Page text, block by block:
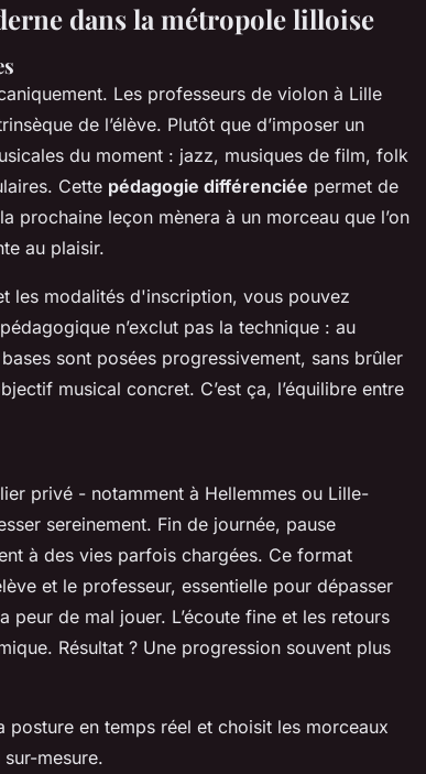
dans la métropole lilloise
Les professeurs de violon à Lille
de l’élève. Plutôt que d’imposer un
du moment : jazz, musiques de film, folk
Cette pédagogie différenciée permet de
prochaine leçon mènera à un morceau que l’on
au plaisir.
les modalités d'inscription, vous pouvez
n’exclut pas la technique : au
sont posées progressivement, sans brûler
musical concret. C’est ça, l’équilibre entre
privé - notamment à Hellemmes ou Lille-
sereinement. Fin de journée, pause
à des vies parfois chargées. Ce format
et le professeur, essentielle pour dépasser
peur de mal jouer. L’écoute fine et les retours
Résultat ? Une progression souvent plus
en temps réel et choisit les morceaux
mesure.